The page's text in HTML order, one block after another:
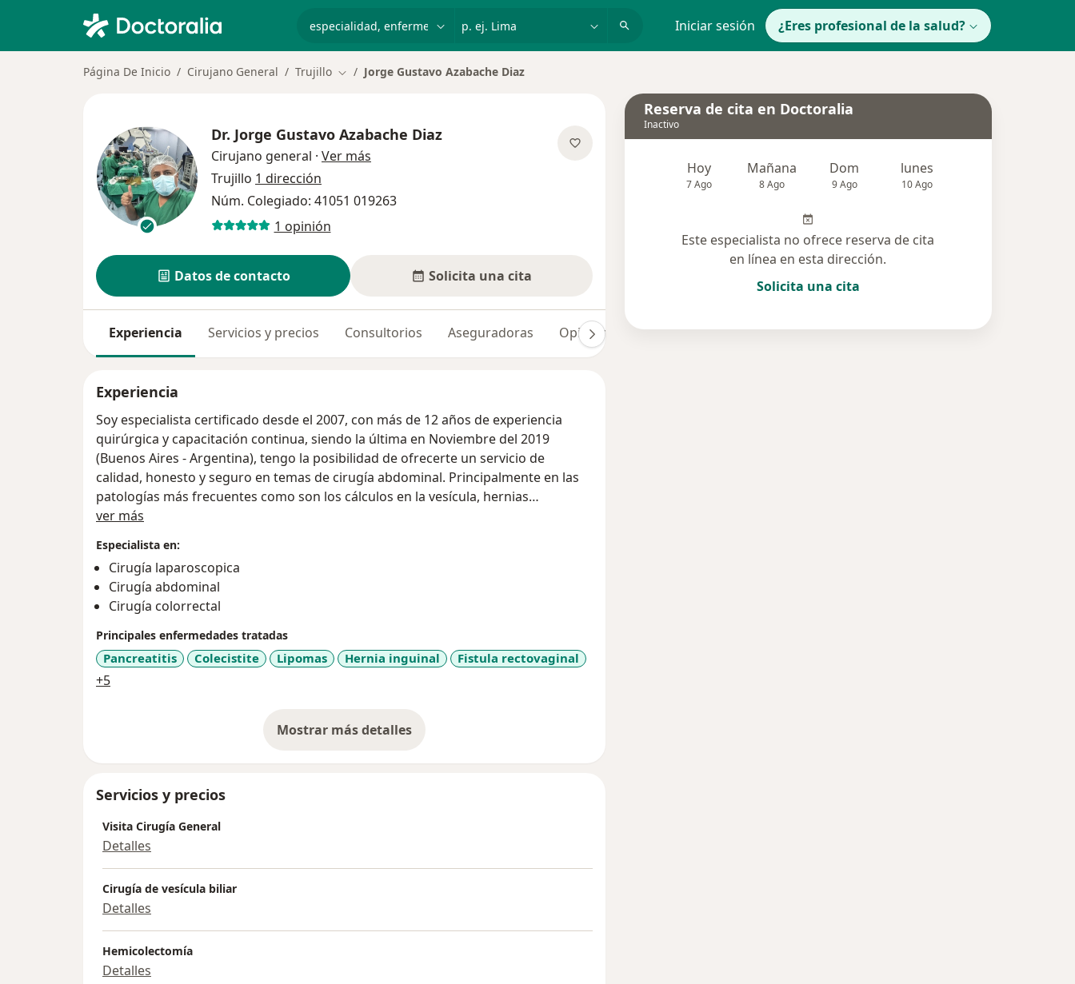
Iniciar sesión ¿Eres profesional de la salud?
Página De Inicio Cirujano General Trujillo Cambiar de ciudad
Jorge Gustavo Azabache Diaz
Dr. Jorge Gustavo Azabache Diaz
Cirujano general · Ver más
Trujillo 1 dirección
Núm. Colegiado: 41051 019263
1 opinión
Datos de contacto Solicita una cita
Experiencia Servicios y precios Consultorios Aseguradoras Opiniones (1)
Experiencia
Soy especialista certificado desde el 2007, con más de 12 años de experiencia
quirúrgica y capacitación continua, siendo la última en Noviembre del 2019
(Buenos Aires - Argentina), tengo la posibilidad de ofrecerte un servicio de
calidad, honesto y seguro en temas de cirugía abdominal. Principalmente en las
patologías más frecuentes como son los cálculos en la vesícula, hernias
abdominales y patología ano rectal.
ver más
Especialista en:
Cirugía laparoscopica
Cirugía abdominal
Cirugía colorrectal
Principales enfermedades tratadas
Pancreatitis Colecistite Lipomas Hernia inguinal Fistula rectovaginal
+5a11y_sr_more_diseases
Mostrar más detalles
sobre la experiencia
Servicios y precios
Visita Cirugía General
Detalles
Cirugía de vesícula biliar
Detalles
Hemicolectomía
Detalles
Reserva de cita en Doctoralia
Inactivo
Hoy
7 Ago
Mañana
8 Ago
Dom
9 Ago
lunes
10 Ago
Este especialista no ofrece reserva de cita
en línea en esta dirección.
Solicita una cita